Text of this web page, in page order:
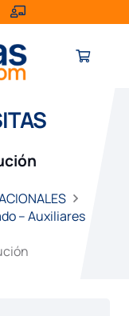
– Auxiliares